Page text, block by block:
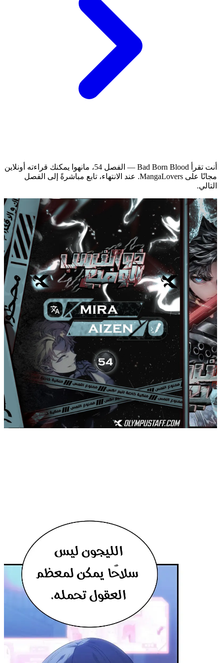
أنت تقرأ Bad Born Blood — الفصل 54، مانهوا يمكنك قراءته أونلاين
مجانًا على MangaLovers.
عند الانتهاء، تابع مباشرةً إلى الفصل
التالي.